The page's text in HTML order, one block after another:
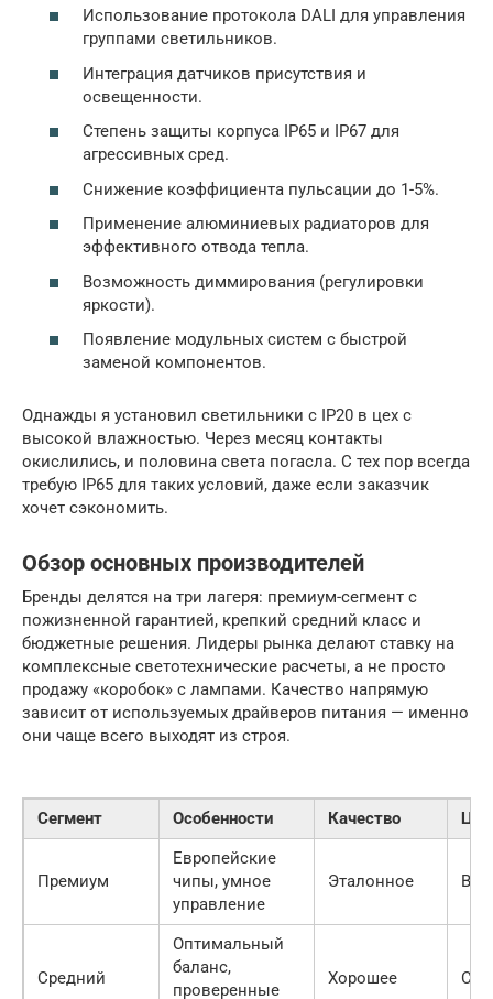
Использование протокола DALI для управления
группами светильников.
Интеграция датчиков присутствия и
освещенности.
Степень защиты корпуса IP65 и IP67 для
агрессивных сред.
Снижение коэффициента пульсации до 1-5%.
Применение алюминиевых радиаторов для
эффективного отвода тепла.
Возможность диммирования (регулировки
яркости).
Появление модульных систем с быстрой
заменой компонентов.
Однажды я установил светильники с IP20 в цех с
высокой влажностью. Через месяц контакты
окислились, и половина света погасла. С тех пор всегда
требую IP65 для таких условий, даже если заказчик
хочет сэкономить.
Обзор основных производителей
Бренды делятся на три лагеря: премиум-сегмент с
пожизненной гарантией, крепкий средний класс и
бюджетные решения. Лидеры рынка делают ставку на
комплексные светотехнические расчеты, а не просто
продажу «коробок» с лампами. Качество напрямую
зависит от используемых драйверов питания — именно
они чаще всего выходят из строя.
Сегмент Особенности Качество
Премиум
Европейские
чипы, умное
управление
Эталонное
Средний
Оптимальный
баланс,
проверенные
Хорошее